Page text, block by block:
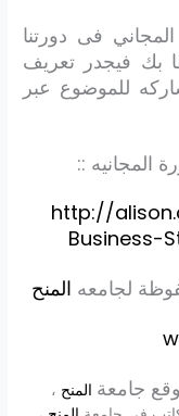
فى دورتنا
بك فيجدر تعريف
للموضوع عبر
المجانيه ::
http://
Business-
لجامعه المنح
جامعة المنح ،